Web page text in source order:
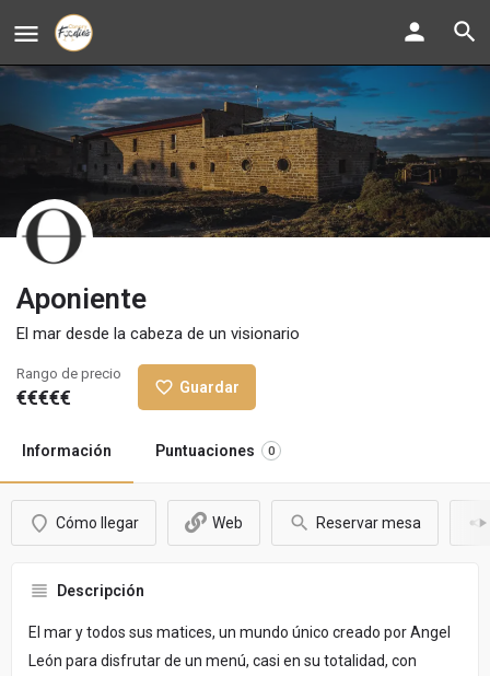
Aponiente
El mar desde la cabeza de un visionario
Rango de precio
€€€€€ Guardar
Información Puntuaciones 0
Cómo llegar Web Reservar mesa
Descripción
El mar y todos sus matices, un mundo único creado por Angel
León para disfrutar de un menú, casi en su totalidad, con